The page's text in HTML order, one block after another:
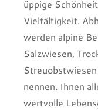
üppige
Vielfältigkeit.
werden alpine
Salzwiesen,
nennen. Ihnen
wertvolle